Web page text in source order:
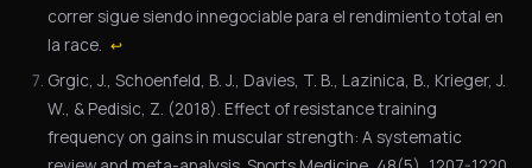
correr sigue siendo innegociable para el rendimiento total en
la race. ↩
Grgic, J., Schoenfeld, B. J., Davies, T. B., Lazinica, B., Krieger, J.
W., & Pedisic, Z. (2018). Effect of resistance training
frequency on gains in muscular strength: A systematic